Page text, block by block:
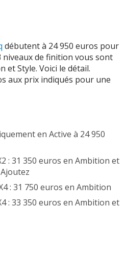
débutent à 24 950 euros pour
niveaux de finition vous sont
et Style. Voici le détail.
aux prix indiqués pour une
en Active à 24 950
: 31 350 euros en Ambition et
: 31 750 euros en Ambition
: 33 350 euros en Ambition et